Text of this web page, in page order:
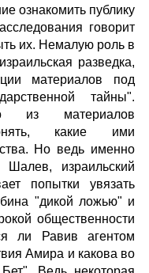
ознакомить публику
говорит
их. Немалую роль в
разведка,
материалов под
тайны".
из материалов
какие ими
Но ведь именно
израильский
попытки увязать
"дикой ложью" и
общественности
ли Равив агентом
Амира и какова во